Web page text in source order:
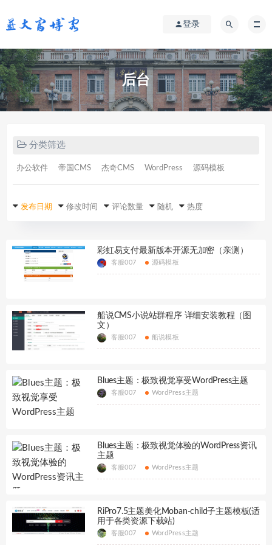
登录
后台
分类筛选
办公软件 帝国CMS 杰奇CMS WordPress 源码模板
发布日期 修改时间 评论数量 随机 热度
彩虹易支付最新版本开源无加密（亲测）
客服007 源码模板
船说CMS小说站群程序 详细安装教程（图
文）
客服007 船说模板
Blues主题：极致视觉享受WordPress主题
客服007 WordPress主题
Blues主题：极致视觉体验的WordPress资讯
主题
客服007 WordPress主题
RiPro7.5主题美化Moban-child子主题模板(适
用于各类资源下载站)
客服007 WordPress主题